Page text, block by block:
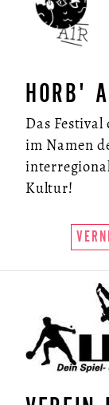
HORB'
Das
im Namen
Kultur!